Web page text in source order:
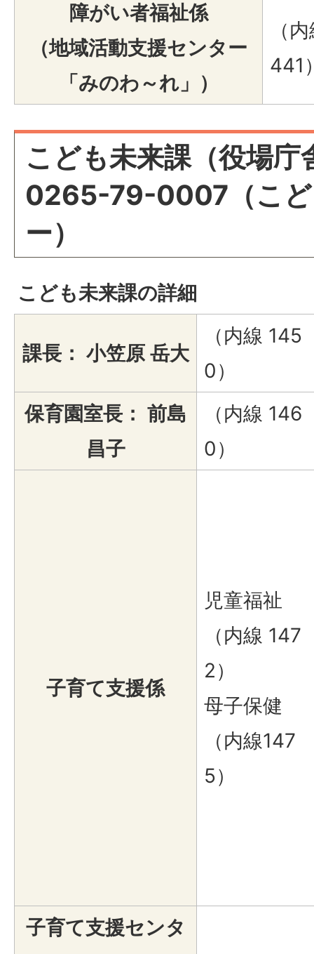
障がい者福祉係
（地域活動支援センター
「みのわ～れ」）
（
441
こども未来課（役場庁
0265-79-0007（こど
ー）
こども未来課の詳細
課長： 小笠原 岳大
（内線 145
0）
保育園室長： 前島
昌子
（内線 146
0）
子育て支援係
児童福祉
（内線 147
2）
母子保健
（内線147
5）
子育て支援センタ